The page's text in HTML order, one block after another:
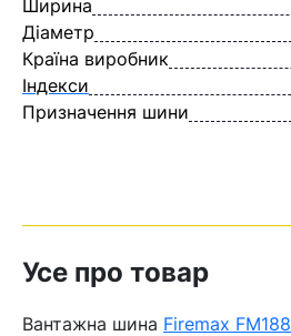
Ширина
Діаметр
Країна виробник
Індекси
Призначення шини
Усе про товар
Вантажна шина Firemax FM188